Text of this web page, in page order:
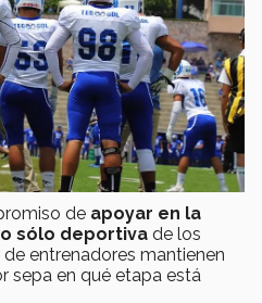
de apoyar en la
sólo deportiva de los
entrenadores mantienen
sepa en qué etapa está